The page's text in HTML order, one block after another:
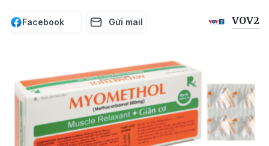
Facebook Gửi mail VOV2